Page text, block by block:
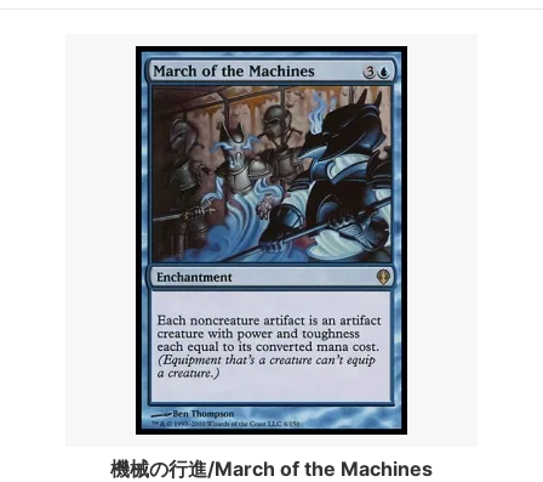
機械の行進/March of the Machines